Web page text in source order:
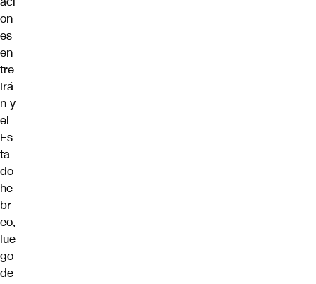
on
es
en
tre
Irá
n y
el
Es
ta
do
he
br
eo,
lue
go
de